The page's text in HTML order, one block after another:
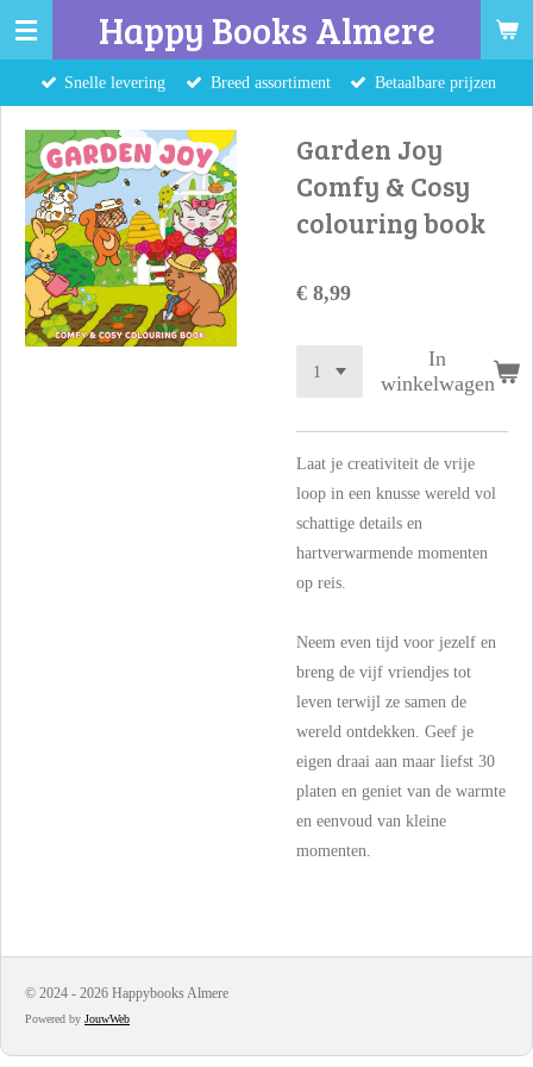
Ga
naar
hoofdinhoud
Happy Books Almere
Snelle levering Breed assortiment Betaalbare prijzen
Garden Joy
Comfy & Cosy
colouring book
€ 8,99
In
winkelwagen
Laat je creativiteit de vrije
loop in een knusse wereld vol
schattige details en
hartverwarmende momenten
op reis.
Neem even tijd voor jezelf en
breng de vijf vriendjes tot
leven terwijl ze samen de
wereld ontdekken. Geef je
eigen draai aan maar liefst 30
platen en geniet van de warmte
en eenvoud van kleine
momenten.
© 2024 - 2026 Happybooks Almere
Powered by JouwWeb